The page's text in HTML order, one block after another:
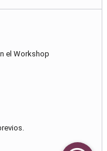
el Workshop